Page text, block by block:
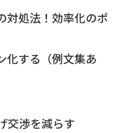
対処法！効率化のポ
化する（例文集あ
交渉を減らす